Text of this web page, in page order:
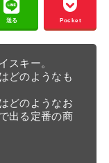
送る Pocket
スキー。
どのようなも
どのようなお
出る定番の商